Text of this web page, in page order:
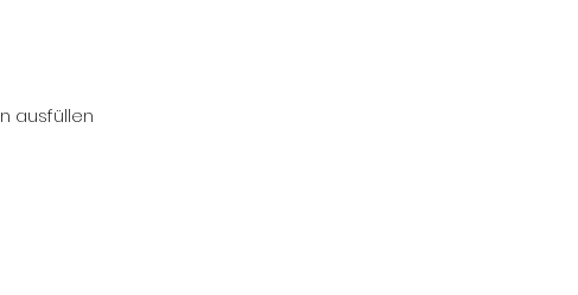
ausfüllen